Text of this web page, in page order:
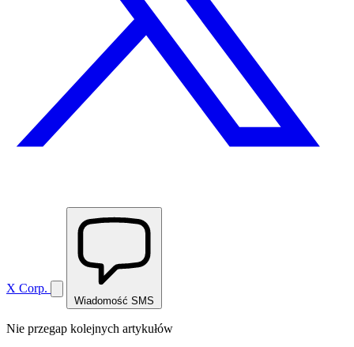
X Corp.
Wiadomość SMS
Nie przegap kolejnych artykułów